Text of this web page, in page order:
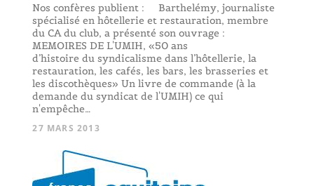
Nos confères publient : Barthelémy, journaliste
spécialisé en hôtellerie et restauration, membre
du CA du club, a présenté son ouvrage :
MEMOIRES DE L'UMIH, «50 ans
d’histoire du syndicalisme dans l’hôtellerie, la
restauration, les cafés, les bars, les brasseries et
les discothèques» Un livre de commande (à la
demande du syndicat de l'UMIH) ce qui
n'empêche…
27 MARS 2013